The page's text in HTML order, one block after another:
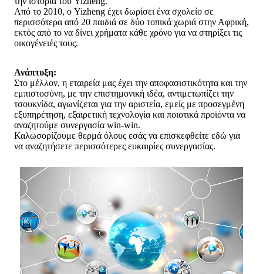
Από το 2010, ο Yizheng έχει δωρίσει ένα σχολείο σε
περισσότερα από 20 παιδιά σε δύο τοπικά χωριά στην Αφρική,
εκτός από το να δίνει χρήματα κάθε χρόνο για να στηρίξει τις
οικογένειές τους.
Ανάπτυξη:
Στο μέλλον, η εταιρεία μας έχει την αποφασιστικότητα και την
εμπιστοσύνη, με την επιστημονική ιδέα, αντιμετωπίζει την
τσουκνίδα, αγωνίζεται για την αριστεία, εμείς με προσεγμένη
εξυπηρέτηση, εξαιρετική τεχνολογία και ποιοτικά προϊόντα να
αναζητούμε συνεργασία win-win.
Καλωσορίζουμε θερμά όλους εσάς να επισκεφθείτε εδώ για
να αναζητήσετε περισσότερες ευκαιρίες συνεργασίας.